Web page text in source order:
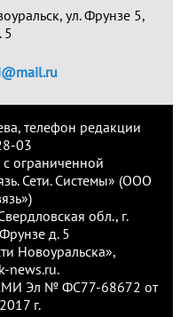
ул. Фрунзе 5,
5
телефон редакции
03
ограниченной
Сети. Системы» (ООО
обл., г.
д. 5
Новоуральска»,
news.ru.
СМИ Эл № ФС77-68672 от
г.